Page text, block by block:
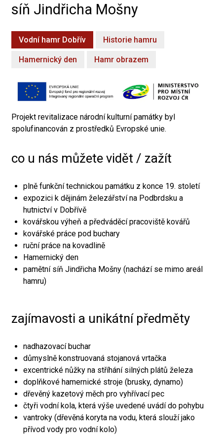
síň Jindřicha Mošny
Vodní hamr Dobřív Historie hamru
Hamernický den Hamr obrazem
Projekt revitalizace národní kulturní památky byl
spolufinancován z prostředků Evropské unie.
co u nás můžete vidět / zažít
plně funkční technickou památku z konce 19. století
expozici k dějinám železářství na Podbrdsku a
hutnictví v Dobřívě
kovářskou výheň a předváděcí pracoviště kovářů
kovářské práce pod buchary
ruční práce na kovadlině
Hamernický den
pamětní síň Jindřicha Mošny (nachází se mimo areál
hamru)
zajímavosti a unikátní předměty
nadhazovací buchar
důmyslně konstruovaná stojanová vrtačka
excentrické nůžky na stříhání silných plátů železa
doplňkové hamernické stroje (brusky, dynamo)
dřevěný kazetový měch pro vyhřívací pec
čtyři vodní kola, která výše uvedené uvádí do pohybu
vantroky (dřevěná koryta na vodu, která slouží jako
přívod vody pro vodní kolo)